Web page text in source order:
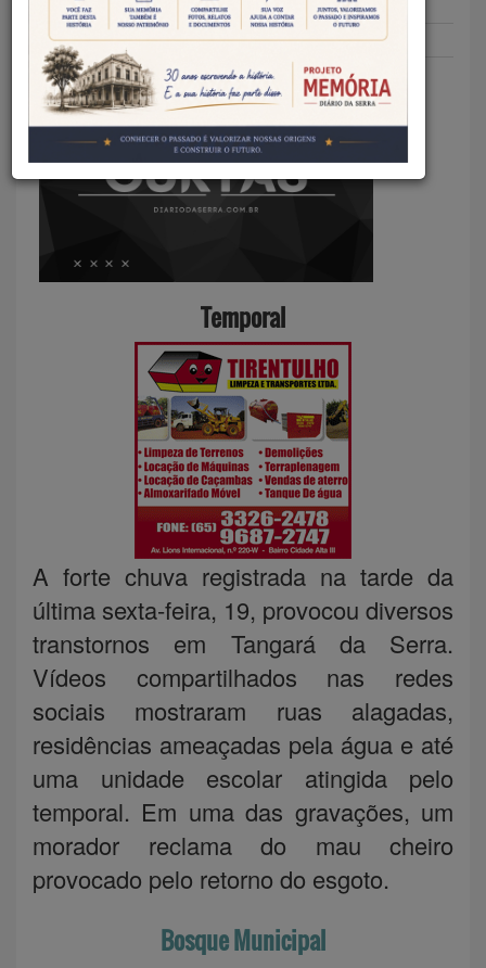
Redação DS 22/06/2026 Curtas
Temporal
A forte chuva registrada na tarde da
última sexta-feira, 19, provocou diversos
transtornos em Tangará da Serra.
Vídeos compartilhados nas redes
sociais mostraram ruas alagadas,
residências ameaçadas pela água e até
uma unidade escolar atingida pelo
temporal. Em uma das gravações, um
morador reclama do mau cheiro
provocado pelo retorno do esgoto.
Bosque Municipal